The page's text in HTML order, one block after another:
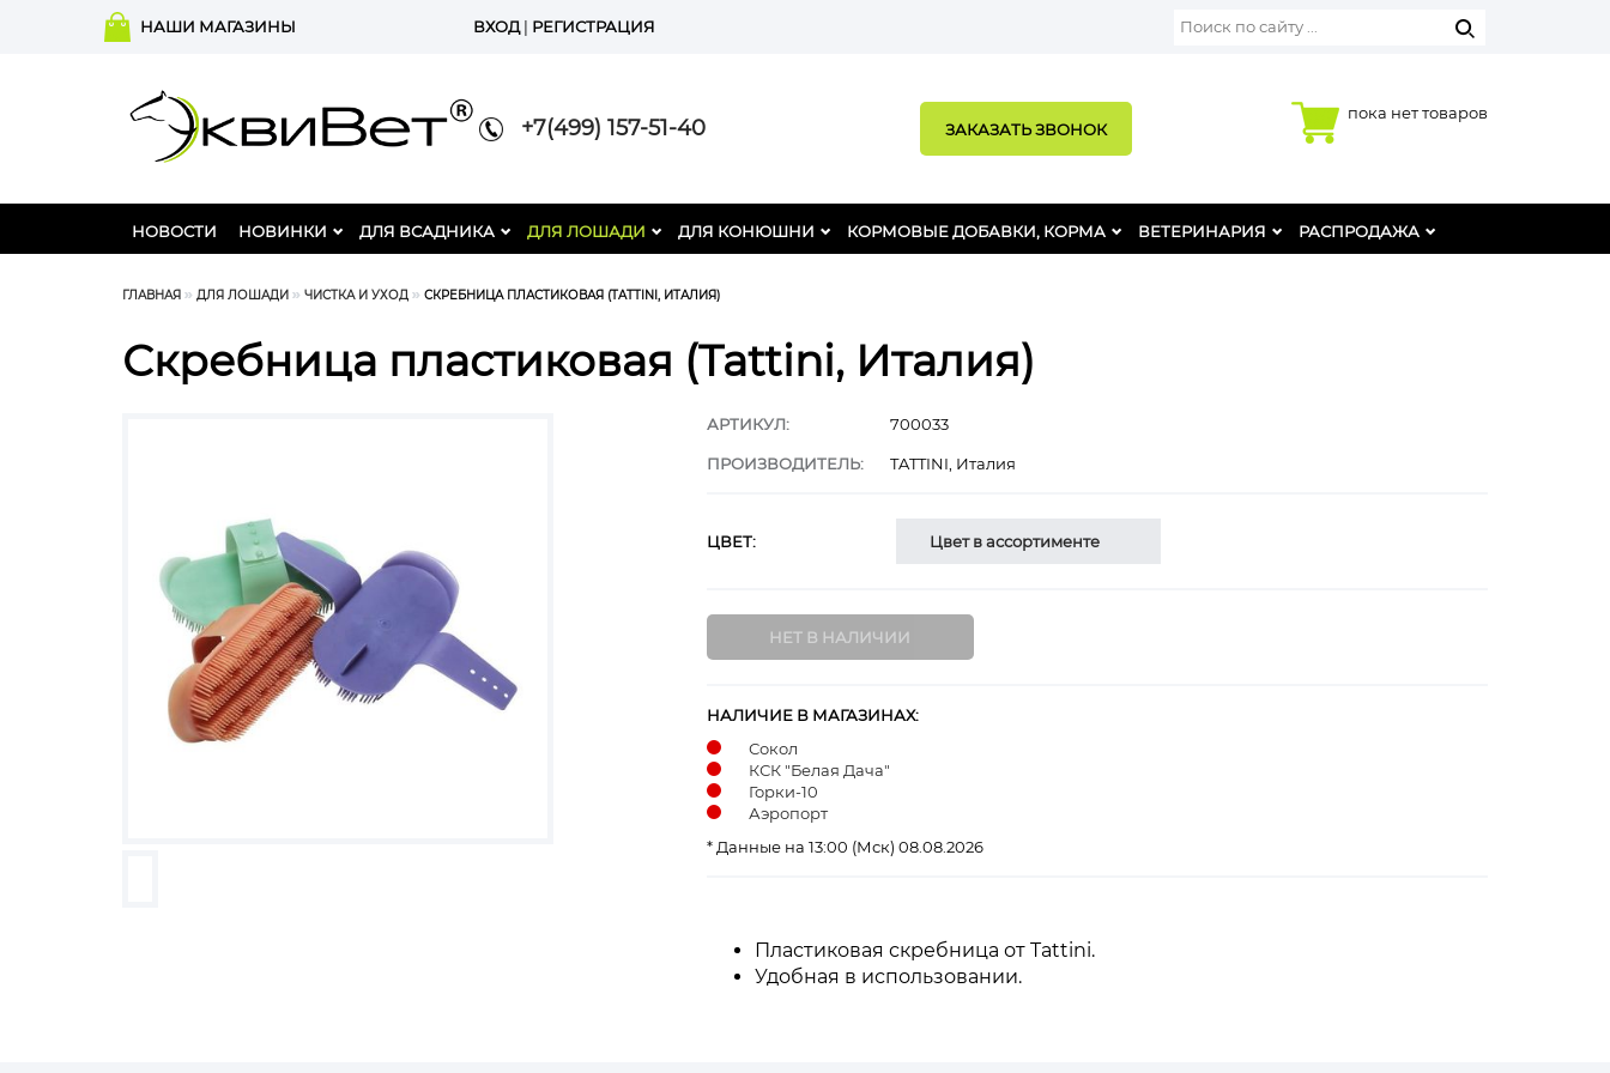
НАШИ МАГАЗИНЫ ВХОД| РЕГИСТРАЦИЯ
+7(499) 157-51-40 ЗАКАЗАТЬ ЗВОНОК
пока нет товаров
НОВОСТИ НОВИНКИ ДЛЯ ВСАДНИКА ДЛЯ ЛОШАДИ ДЛЯ КОНЮШНИ КОРМОВЫЕ ДОБАВКИ, КОРМА ВЕТЕРИНАРИЯ РАСПРОДАЖА
ГЛАВНАЯ ДЛЯ ЛОШАДИ ЧИСТКА И УХОД СКРЕБНИЦА ПЛАСТИКОВАЯ (TATTINI, ИТАЛИЯ)
Скребница пластиковая (Tattini, Италия)
АРТИКУЛ: 700033
ПРОИЗВОДИТЕЛЬ: TATTINI, Италия
ЦВЕТ: Цвет в ассортименте
НАЛИЧИЕ В МАГАЗИНАХ:
Сокол
КСК "Белая Дача"
Горки-10
Аэропорт
* Данные на 13:00 (Мск) 08.08.2026
Пластиковая скребница от Tattini.
Удобная в использовании.